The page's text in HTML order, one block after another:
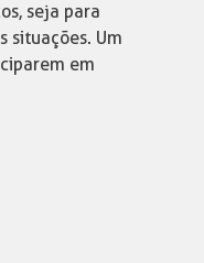
seja para
situações. Um
em